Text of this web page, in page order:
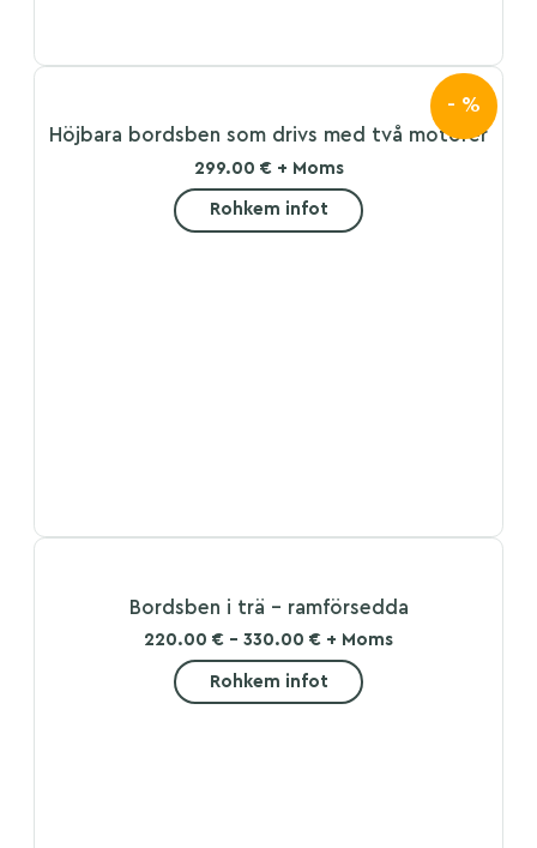
- %
Höjbara bordsben som drivs med två motorer
299.00 € + Moms
Rohkem infot
Bordsben i trä – ramförsedda
220.00 € - 330.00 € + Moms
Rohkem infot